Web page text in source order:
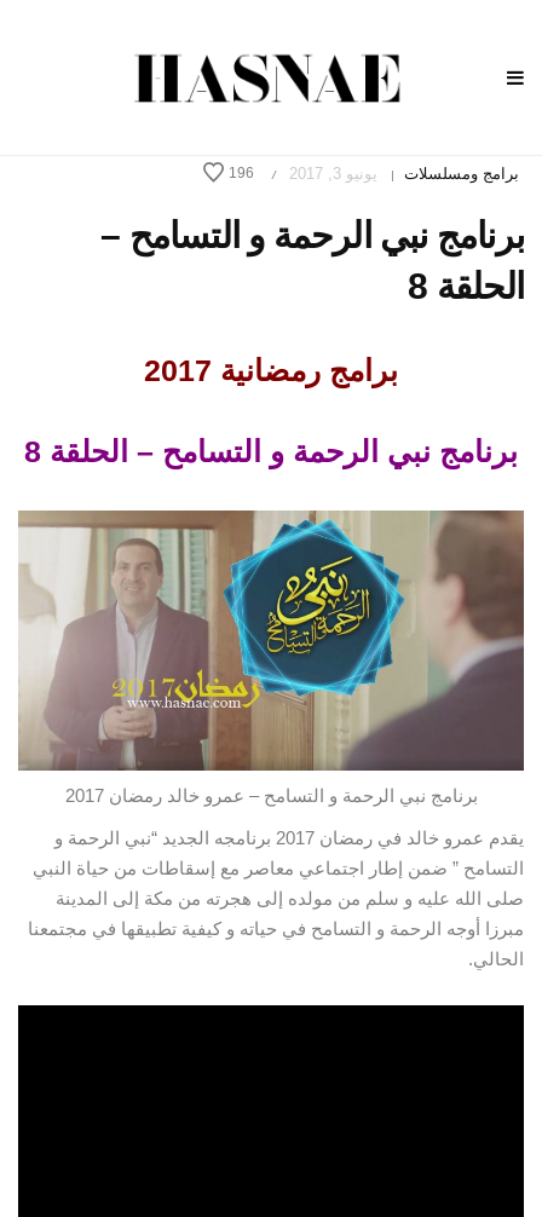
برامج ومسلسلات | يونيو 3, 2017 /
196
برنامج نبي الرحمة و التسامح –
الحلقة 8
برامج رمضانية 2017
برنامج نبي الرحمة و التسامح – الحلقة 8
برنامج نبي الرحمة و التسامح – عمرو خالد رمضان 2017
يقدم عمرو خالد في رمضان 2017 برنامجه الجديد “نبي الرحمة و
التسامح ” ضمن إطار اجتماعي معاصر مع إسقاطات من حياة النبي
صلى الله عليه و سلم من مولده إلى هجرته من مكة إلى المدينة
مبرزا أوجه الرحمة و التسامح في حياته و كيفية تطبيقها في مجتمعنا
الحالي.